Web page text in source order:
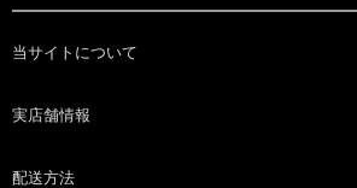
当サイトについて
実店舗情報
配送方法